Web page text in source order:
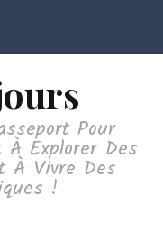
Pour
Explorer Des
À Vivre Des
!